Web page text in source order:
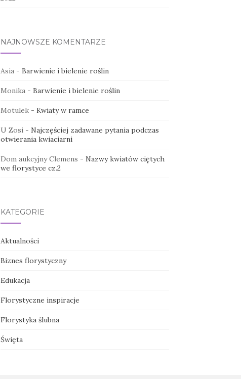
NAJNOWSZE KOMENTARZE
Asia- Barwienie i bielenie roślin
Monika- Barwienie i bielenie roślin
Motulek- Kwiaty w ramce
U Zosi- Najczęściej zadawane pytania podczas
otwierania kwiaciarni
Dom aukcyjny Clemens - Nazwy kwiatów ciętych
we florystyce cz.2
KATEGORIE
Aktualności
Biznes florystyczny
Edukacja
Florystyczne inspiracje
Florystyka ślubna
Święta